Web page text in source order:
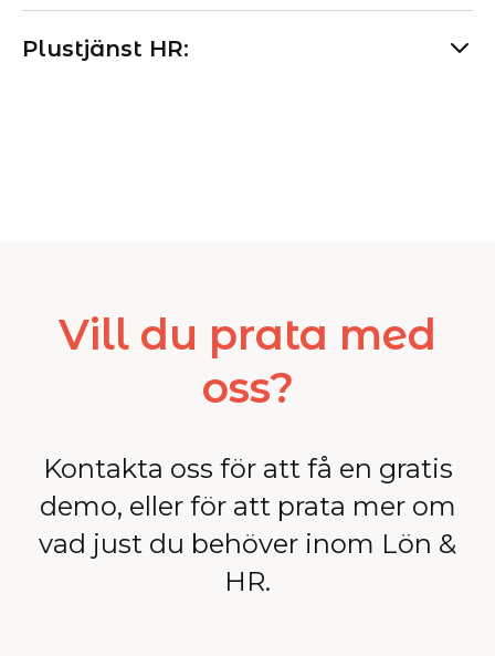
Plustjänst HR:
Vill du prata med
oss?
Kontakta oss för att få en gratis
demo, eller för att prata mer om
vad just du behöver inom Lön &
HR.